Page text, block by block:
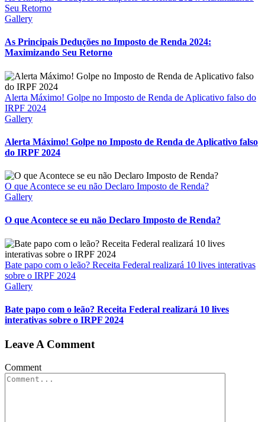
Seu Retorno
Gallery
As Principais Deduções no Imposto de Renda 2024:
Maximizando Seu Retorno
Alerta Máximo! Golpe no Imposto de Renda de Aplicativo falso do
IRPF 2024
Gallery
Alerta Máximo! Golpe no Imposto de Renda de Aplicativo falso
do IRPF 2024
O que Acontece se eu não Declaro Imposto de Renda?
Gallery
O que Acontece se eu não Declaro Imposto de Renda?
Bate papo com o leão? Receita Federal realizará 10 lives interativas
sobre o IRPF 2024
Gallery
Bate papo com o leão? Receita Federal realizará 10 lives
interativas sobre o IRPF 2024
Leave A Comment
Comment